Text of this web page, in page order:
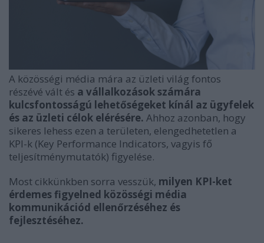
A közösségi média mára az üzleti világ fontos
részévé vált és a vállalkozások számára
kulcsfontosságú lehetőségeket kínál az ügyfelek
és az üzleti célok elérésére. Ahhoz azonban, hogy
sikeres lehess ezen a területen, elengedhetetlen a
KPI-k (Key Performance Indicators, vagyis fő
teljesítménymutatók) figyelése.
Most cikkünkben sorra vesszük, milyen KPI-ket
érdemes figyelned közösségi média
kommunikációd ellenőrzéséhez és
fejlesztéséhez.